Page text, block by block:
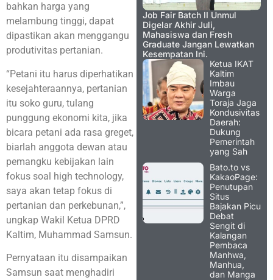
bahkan harga yang
melambung tinggi, dapat
dipastikan akan menggangu
produtivitas pertanian.
“Petani itu harus diperhatikan
kesejahteraannya, pertanian
itu soko guru, tulang
punggung ekonomi kita, jika
bicara petani ada rasa greget,
biarlah anggota dewan atau
pemangku kebijakan lain
fokus soal high technology,
saya akan tetap fokus di
pertanian dan perkebunan,”,
ungkap Wakil Ketua DPRD
Kaltim, Muhammad Samsun.
Pernyataan itu disampaikan
Samsun saat menghadiri
Job Fair Batch II Unmul
Digelar Akhir Juli,
Mahasiswa dan Fresh
Graduate Jangan Lewatkan
Kesempatan Ini.
Ketua IKAT
Kaltim
Imbau
Warga
Toraja Jaga
Kondusivitas
Daerah:
Dukung
Pemerintah
yang Sah
Bato.to vs
KakaoPage:
Penutupan
Situs
Bajakan Picu
Debat
Sengit di
Kalangan
Pembaca
Manhwa,
Manhua,
dan Manga